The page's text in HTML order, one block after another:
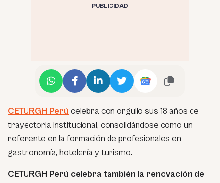
PUBLICIDAD
CETURGH Perú celebra con orgullo sus 18 años de
trayectoria institucional, consolidándose como un
referente en la formación de profesionales en
gastronomía, hotelería y turismo.
CETURGH Perú celebra también la renovación de